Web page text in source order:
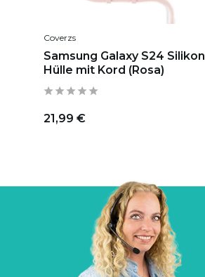
Coverzs
Samsung Galaxy S24 Silikon
Hülle mit Kord (Rosa)
21,99 €